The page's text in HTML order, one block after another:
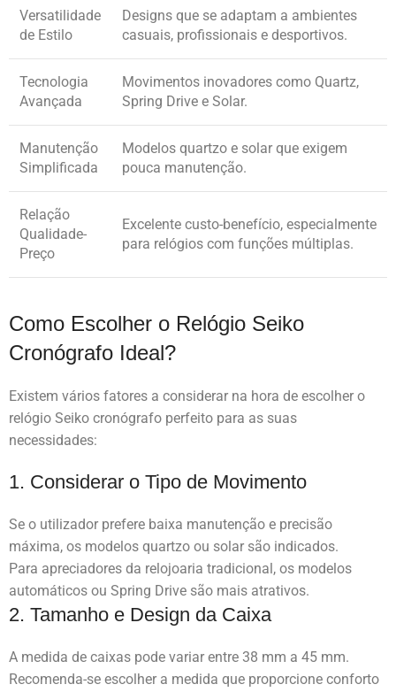
Versatilidade
de Estilo
Designs que se adaptam a ambientes
casuais, profissionais e desportivos.
Tecnologia
Avançada
Movimentos inovadores como Quartz,
Spring Drive e Solar.
Manutenção
Simplificada
Modelos quartzo e solar que exigem
pouca manutenção.
Relação
Qualidade-
Preço
Excelente custo-benefício, especialmente
para relógios com funções múltiplas.
Como Escolher o Relógio Seiko
Cronógrafo Ideal?
Existem vários fatores a considerar na hora de escolher o
relógio Seiko cronógrafo perfeito para as suas
necessidades:
1. Considerar o Tipo de Movimento
Se o utilizador prefere baixa manutenção e precisão
máxima, os modelos quartzo ou solar são indicados.
Para apreciadores da relojoaria tradicional, os modelos
automáticos ou Spring Drive são mais atrativos.
2. Tamanho e Design da Caixa
A medida de caixas pode variar entre 38 mm a 45 mm.
Recomenda-se escolher a medida que proporcione conforto